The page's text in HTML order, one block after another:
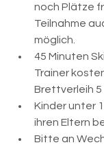
noch Plätze
Teilnahme
möglich.
45 Minuten
Trainer
Brettverleih 5
Kinder unter
ihren Eltern
Bitte an